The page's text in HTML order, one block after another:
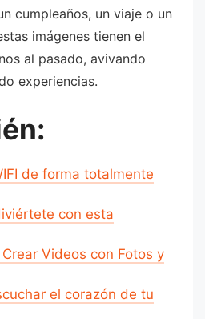
cumpleaños, un viaje o un
imágenes tienen el
al pasado, avivando
experiencias.
de forma totalmente
con esta
Videos con Fotos y
el corazón de tu